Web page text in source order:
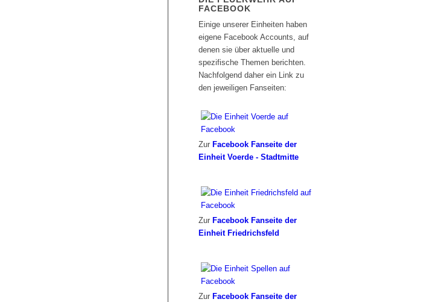
FACEBOOK
Einige unserer Einheiten haben
eigene Facebook Accounts, auf
denen sie über aktuelle und
spezifische Themen berichten.
Nachfolgend daher ein Link zu
den jeweiligen Fanseiten:
Zur Facebook Fanseite der
Einheit Voerde - Stadtmitte
Zur Facebook Fanseite der
Einheit Friedrichsfeld
Zur Facebook Fanseite der